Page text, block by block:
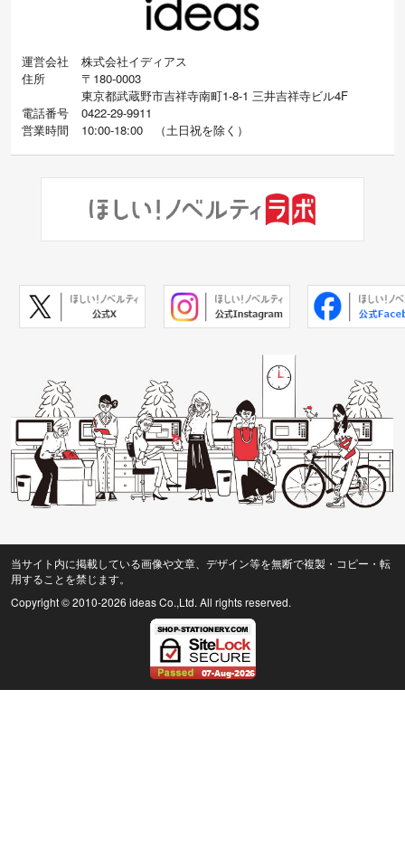
運営会社
株式会社イディアス
住所
〒180-0003
東京都武蔵野市吉祥寺南町1-8-1 三井吉祥寺ビル4F
電話番号
0422-29-9911
営業時間
10:00-18:00 （土日祝を除く）
当サイト内に掲載している画像や文章、デザイン等を無断で複製・コピー・転
用することを禁じます。
Copyright © 2010-2026 ideas Co.,Ltd. All rights reserved.